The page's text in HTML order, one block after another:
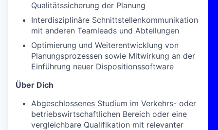
Qualitätssicherung der Planung
Interdisziplinäre Schnittstellenkommunikation
mit anderen Teamleads und Abteilungen
Optimierung und Weiterentwicklung von
Planungsprozessen sowie Mitwirkung an der
Einführung neuer Dispositionssoftware
Über Dich
Abgeschlossenes Studium im Verkehrs- oder
betriebswirtschaftlichen Bereich oder eine
vergleichbare Qualifikation mit relevanter